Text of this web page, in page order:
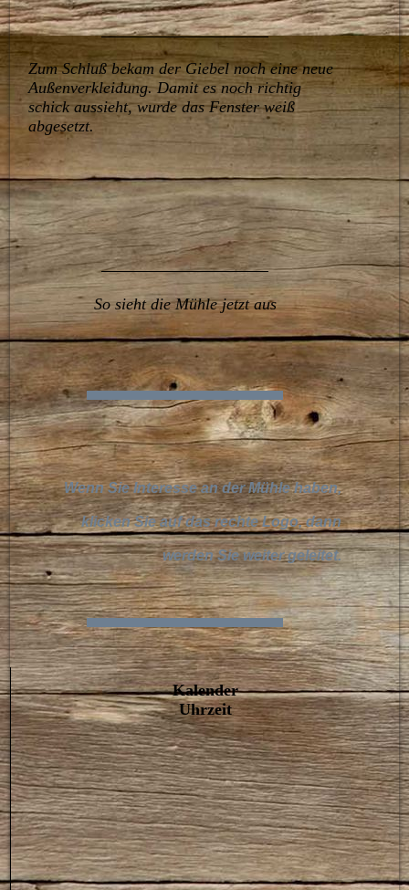
Zum Schluß bekam der Giebel noch eine neue
Außenverkleidung. Damit es noch richtig
schick aussieht, wurde das Fenster weiß
abgesetzt.
So sieht die Mühle jetzt aus
Wenn Sie Interesse an der Mühle haben,
klicken Sie auf das rechte Logo, dann
werden Sie weiter geleitet.